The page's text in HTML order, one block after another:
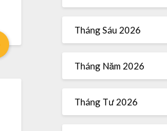
Tháng Sáu 2026
Tháng Năm 2026
Tháng Tư 2026